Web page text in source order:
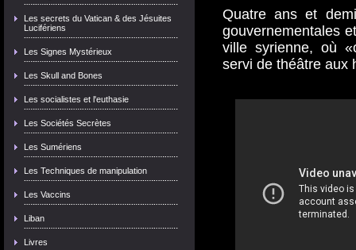
Les secrets du Vatican & des Jésuites
Lucifériens
Les Signes Mystérieux
Les Skull and Bones
Les socialistes et l'euthasie
Les Sociétés Secrètes
Les Sumériens
Les Techniques de manipulation
Les Vaccins
Liban
Livres
Quatre ans et
gouvernementales
ville syrienne, où
servi de théâtre aux